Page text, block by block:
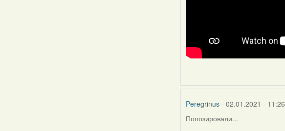
Peregrinus - 02.01.2021 - 11:26
Попозировали...